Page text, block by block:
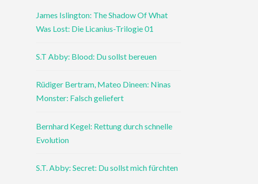
James Islington: The Shadow Of What
Was Lost: Die Licanius-Trilogie 01
S.T Abby: Blood: Du sollst bereuen
Rüdiger Bertram, Mateo Dineen: Ninas
Monster: Falsch geliefert
Bernhard Kegel: Rettung durch schnelle
Evolution
S.T. Abby: Secret: Du sollst mich fürchten